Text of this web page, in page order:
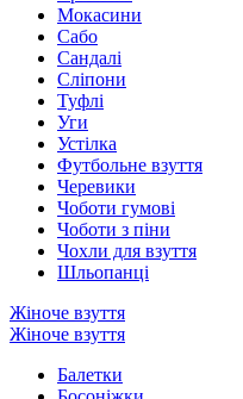
Мокасини
Сабо
Сандалі
Сліпони
Туфлі
Уги
Устілка
Футбольне взуття
Черевики
Чоботи гумові
Чоботи з піни
Чохли для взуття
Шльопанці
Жіноче взуття
Жіноче взуття
Балетки